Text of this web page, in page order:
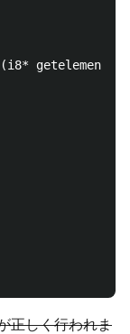
正しく行われま